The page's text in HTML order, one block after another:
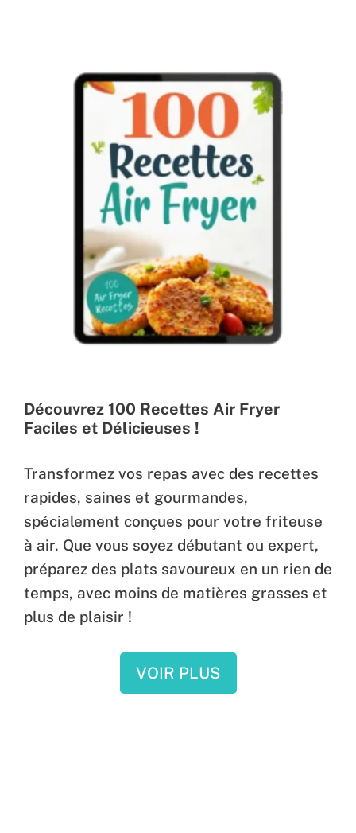
Découvrez 100 Recettes Air Fryer
Faciles et Délicieuses !
Transformez vos repas avec des recettes
rapides, saines et gourmandes,
spécialement conçues pour votre friteuse
à air. Que vous soyez débutant ou expert,
préparez des plats savoureux en un rien de
temps, avec moins de matières grasses et
plus de plaisir !
VOIR PLUS